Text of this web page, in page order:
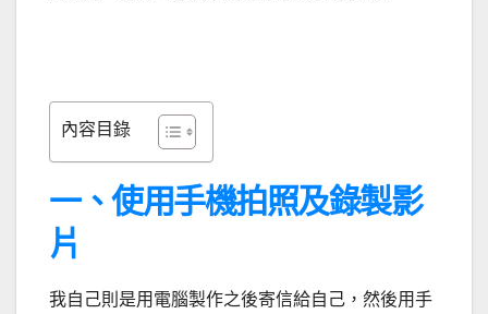
內容目錄
一、使用手機拍照及錄製影
片
我自己則是用電腦製作之後寄信給自己，然後用手